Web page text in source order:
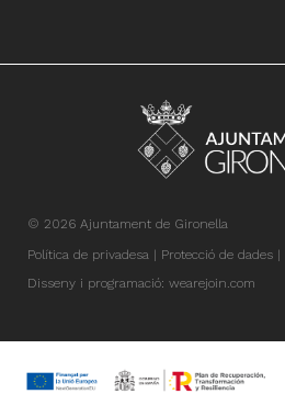
© 2026 Ajuntament de Gironella
Política de privadesa
Protecció de dades
Disseny i programació: wearejoin.com